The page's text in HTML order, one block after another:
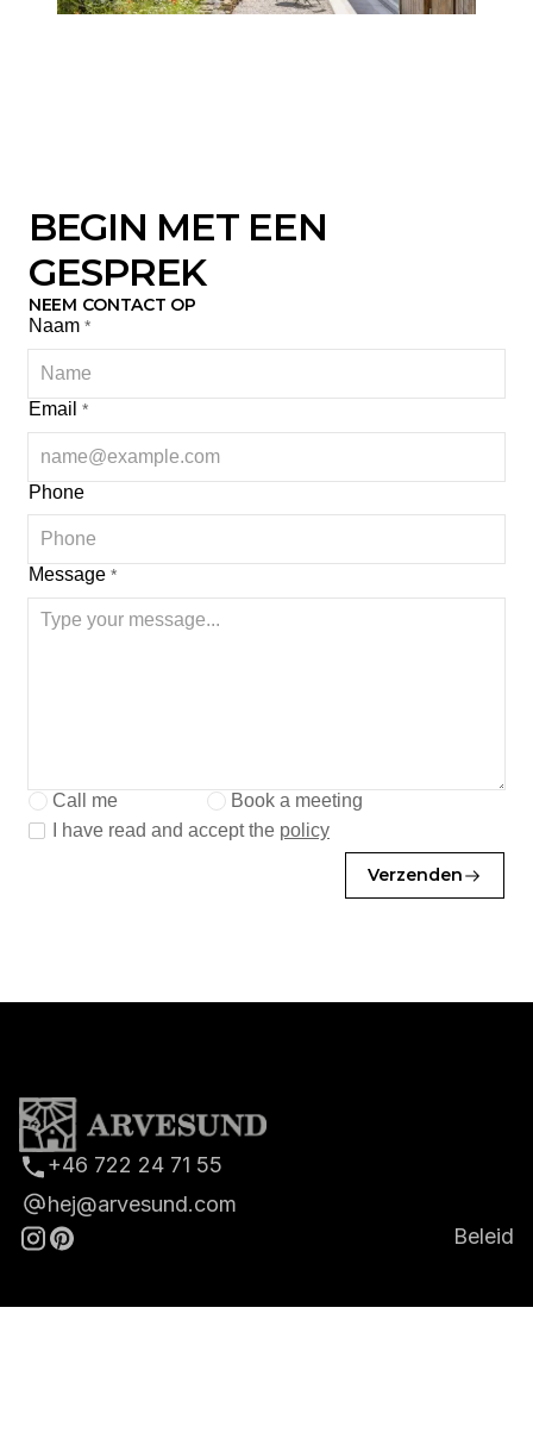
BEGIN MET EEN
GESPREK
NEEM CONTACT OP
Naam *
Email *
Phone
Message *
Call me
Book a meeting
I have read and accept the policy
Verzenden
+46 722 24 71 55
hej@arvesund.com
Beleid